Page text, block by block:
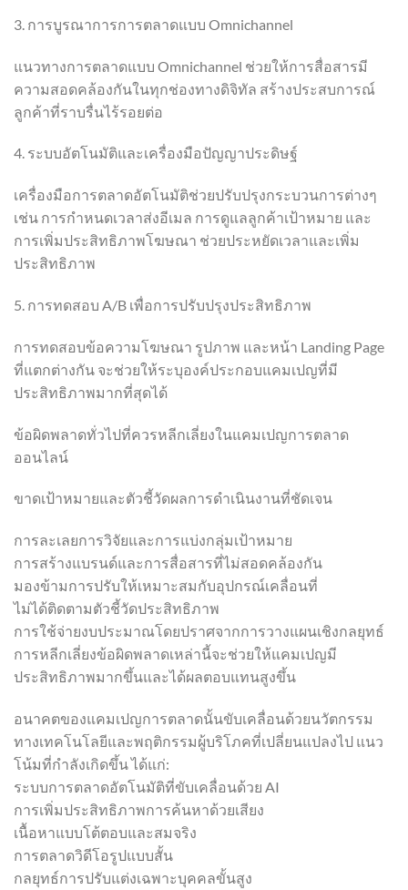
3. การบูรณาการการตลาดแบบ Omnichannel
แนวทางการตลาดแบบ Omnichannel ช่วยให้การสื่อสารมี
ความสอดคล้องกันในทุกช่องทางดิจิทัล สร้างประสบการณ์
ลูกค้าที่ราบรื่นไร้รอยต่อ
4. ระบบอัตโนมัติและเครื่องมือปัญญาประดิษฐ์
เครื่องมือการตลาดอัตโนมัติช่วยปรับปรุงกระบวนการต่างๆ
เช่น การกำหนดเวลาส่งอีเมล การดูแลลูกค้าเป้าหมาย และ
การเพิ่มประสิทธิภาพโฆษณา ช่วยประหยัดเวลาและเพิ่ม
ประสิทธิภาพ
5. การทดสอบ A/B เพื่อการปรับปรุงประสิทธิภาพ
การทดสอบข้อความโฆษณา รูปภาพ และหน้า Landing Page
ที่แตกต่างกัน จะช่วยให้ระบุองค์ประกอบแคมเปญที่มี
ประสิทธิภาพมากที่สุดได้
ข้อผิดพลาดทั่วไปที่ควรหลีกเลี่ยงในแคมเปญการตลาด
ออนไลน์
ขาดเป้าหมายและตัวชี้วัดผลการดำเนินงานที่ชัดเจน
การละเลยการวิจัยและการแบ่งกลุ่มเป้าหมาย
การสร้างแบรนด์และการสื่อสารที่ไม่สอดคล้องกัน
มองข้ามการปรับให้เหมาะสมกับอุปกรณ์เคลื่อนที่
ไม่ได้ติดตามตัวชี้วัดประสิทธิภาพ
การใช้จ่ายงบประมาณโดยปราศจากการวางแผนเชิงกลยุทธ์
การหลีกเลี่ยงข้อผิดพลาดเหล่านี้จะช่วยให้แคมเปญมี
ประสิทธิภาพมากขึ้นและได้ผลตอบแทนสูงขึ้น
อนาคตของแคมเปญการตลาดนั้นขับเคลื่อนด้วยนวัตกรรม
ทางเทคโนโลยีและพฤติกรรมผู้บริโภคที่เปลี่ยนแปลงไป แนว
โน้มที่กำลังเกิดขึ้น ได้แก่:
ระบบการตลาดอัตโนมัติที่ขับเคลื่อนด้วย AI
การเพิ่มประสิทธิภาพการค้นหาด้วยเสียง
เนื้อหาแบบโต้ตอบและสมจริง
การตลาดวิดีโอรูปแบบสั้น
กลยุทธ์การปรับแต่งเฉพาะบุคคลขั้นสูง